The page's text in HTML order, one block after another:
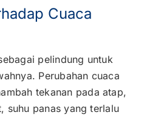
Cuaca
pelindung untuk
Perubahan cuaca
tekanan pada atap,
suhu panas yang terlalu